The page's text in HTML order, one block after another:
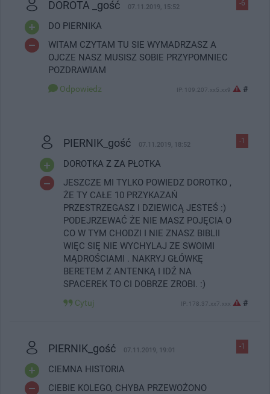
-6
DOROTA _gość 07.11.2019, 15:52
DO PIERNIKA
WITAM CZYTAM TU SIE WYMADRZASZ A
OJCZE NASZ MUSISZ SOBIE PRZYPOMNIEC
POZDRAWIAM
Odpowiedz IP: 109.207.xx5.xx9 #
-1
PIERNIK_gość 07.11.2019, 18:52
DOROTKA Z ZA PŁOTKA
JESZCZE MI TYLKO POWIEDZ DOROTKO ,
ŻE TY CAŁE 10 PRZYKAZAŃ
PRZESTRZEGASZ I DZIEWICĄ JESTEŚ :)
PODEJRZEWAĆ ŻE NIE MASZ POJĘCIA O
CO W TYM CHODZI I NIE ZNASZ BIBLII
WIĘC SIĘ NIE WYCHYLAJ ZE SWOIMI
MĄDROŚCIAMI . NAKRYJ GŁÓWKĘ
BERETEM Z ANTENKĄ I IDŹ NA
SPACEREK TO CI DOBRZE ZROBI. :)
Cytuj IP: 178.37.xx7.xxx #
-1
PIERNIK_gość 07.11.2019, 19:01
CIEMNA HISTORIA
CIEBIE KOLEGO, CHYBA PRZEWOŻONO